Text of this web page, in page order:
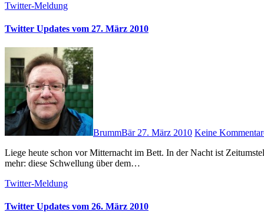
Twitter-Meldung
Twitter Updates vom 27. März 2010
BrummBär 27. März 2010 Keine
Liege heute schon vor Mitternacht im Bett. In der Nacht ist Zeitumstellung, also ist es schon morgen, oder so?! # Ich glaube jetzt hilft nix
mehr: diese Schwellung über dem…
Twitter-Meldung
Twitter Updates vom 26. März 2010